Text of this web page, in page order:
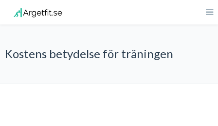
Kostens betydelse för träningen